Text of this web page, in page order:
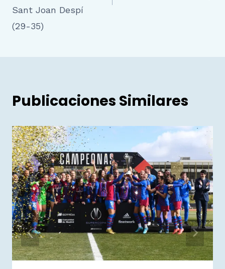
Sant Joan Despí
(29-35)
Publicaciones Similares